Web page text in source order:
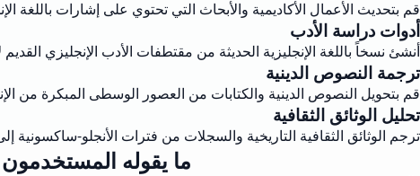
قم بتحديث الأعمال الأكاديمية والأبحاث التي تحتوي على إشارات باللغة
أدوات دراسة الأدب
أنشئ نسخاً باللغة الإنجليزية الحديثة من مقتطفات الأدب الإنجليزي
ترجمة النصوص الدينية
قم بتحويل النصوص الدينية والكتابات من العصور الوسطى المبكرة من
تحليل الوثائق الثقافية
ترجم الوثائق الثقافية التاريخية والسجلات من فترات الأنجلو-ساكسونية
ما يقوله المستخدمون